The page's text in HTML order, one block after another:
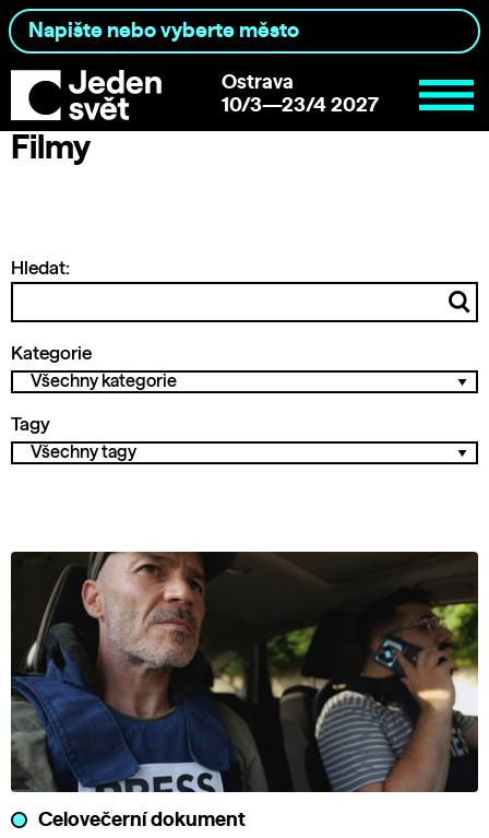
Ostrava
10/3—23/4 2027
Filmy
Hledat:
Kategorie
Tagy
Celovečerní dokument